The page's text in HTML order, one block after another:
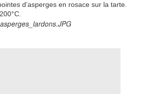
d’asperges en rosace sur la tarte.